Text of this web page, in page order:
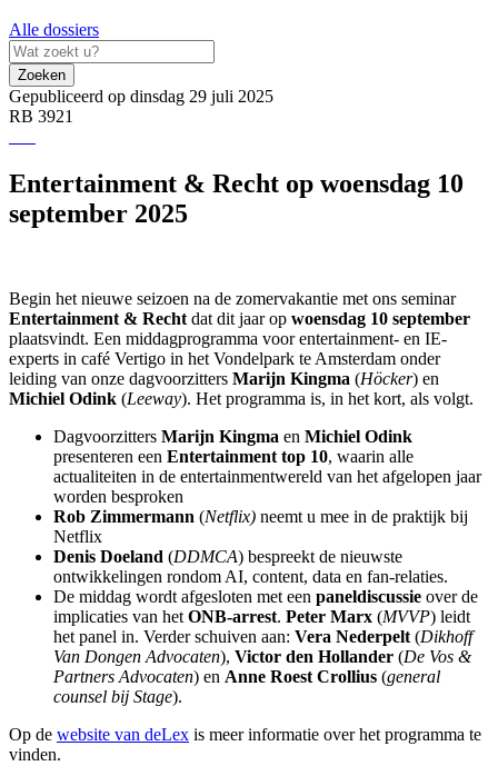
Alle dossiers
Zoeken
Gepubliceerd op dinsdag 29 juli 2025
RB 3921
Entertainment & Recht op woensdag 10
september 2025
Begin het nieuwe seizoen na de zomervakantie met ons seminar
Entertainment & Recht dat dit jaar op woensdag 10 september
plaatsvindt. Een middagprogramma voor entertainment- en IE-
experts in café Vertigo in het Vondelpark te Amsterdam onder
leiding van onze dagvoorzitters Marijn Kingma (Höcker) en
Michiel Odink (Leeway). Het programma is, in het kort, als volgt.
Dagvoorzitters Marijn Kingma en Michiel Odink
presenteren een Entertainment top 10, waarin alle
actualiteiten in de entertainmentwereld van het afgelopen jaar
worden besproken
Rob Zimmermann (Netflix) neemt u mee in de praktijk bij
Netflix
Denis Doeland (DDMCA) bespreekt de nieuwste
ontwikkelingen rondom AI, content, data en fan-relaties.
De middag wordt afgesloten met een paneldiscussie over de
implicaties van het ONB-arrest. Peter Marx (MVVP) leidt
het panel in. Verder schuiven aan: Vera Nederpelt (Dikhoff
Van Dongen Advocaten), Victor den Hollander (De Vos &
Partners Advocaten) en Anne Roest Crollius (general
counsel bij Stage).
Op de website van deLex is meer informatie over het programma te
vinden.